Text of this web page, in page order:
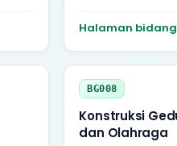
Halaman bidang
BG008
Konstruksi
dan Olahraga